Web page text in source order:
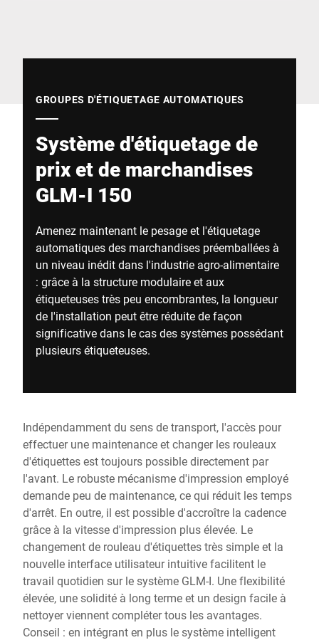
GROUPES D'ÉTIQUETAGE AUTOMATIQUES
Système d'étiquetage de
prix et de marchandises
GLM-I 150
Amenez maintenant le pesage et l'étiquetage
automatiques des marchandises préemballées à
un niveau inédit dans l'industrie agro-alimentaire
: grâce à la structure modulaire et aux
étiqueteuses très peu encombrantes, la longueur
de l'installation peut être réduite de façon
significative dans le cas des systèmes possédant
plusieurs étiqueteuses.
Indépendamment du sens de transport, l'accès pour
effectuer une maintenance et changer les rouleaux
d'étiquettes est toujours possible directement par
l'avant. Le robuste mécanisme d'impression employé
demande peu de maintenance, ce qui réduit les temps
d'arrêt. En outre, il est possible d'accroître la cadence
grâce à la vitesse d'impression plus élevée. Le
changement de rouleau d'étiquettes très simple et la
nouvelle interface utilisateur intuitive facilitent le
travail quotidien sur le système GLM-I. Une flexibilité
élevée, une solidité à long terme et un design facile à
nettoyer viennent compléter tous les avantages.
Conseil : en intégrant en plus le système intelligent